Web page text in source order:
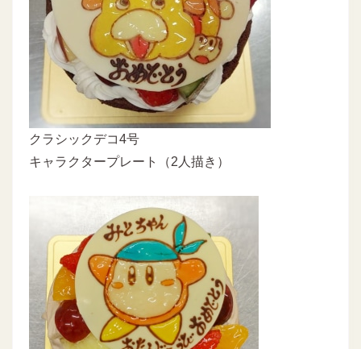
クラシックデコ4号
キャラクタープレート（2人描き）